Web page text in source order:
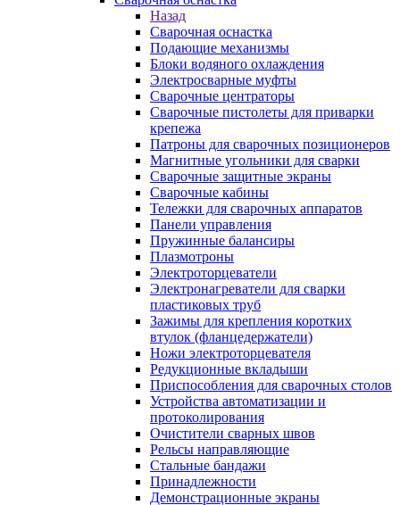
Назад
Сварочная оснастка
Подающие механизмы
Блоки водяного охлаждения
Электросварные муфты
Сварочные центраторы
Сварочные пистолеты для приварки
крепежа
Патроны для сварочных позиционеров
Магнитные угольники для сварки
Сварочные защитные экраны
Сварочные кабины
Тележки для сварочных аппаратов
Панели управления
Пружинные балансиры
Плазмотроны
Электроторцеватели
Электронагреватели для сварки
пластиковых труб
Зажимы для крепления коротких
втулок (фланцедержатели)
Ножи электроторцевателя
Редукционные вкладыши
Приспособления для сварочных столов
Устройства автоматизации и
протоколирования
Очистители сварных швов
Рельсы направляющие
Стальные бандажи
Принадлежности
Демонстрационные экраны